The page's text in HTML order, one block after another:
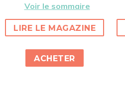
Voir le sommaire
LIRE LE MAGAZINE
ACHETER